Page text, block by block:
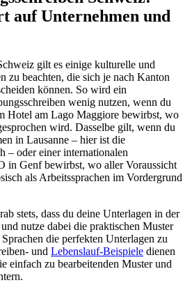
auf Unternehmen und
gilt es einige kulturelle und
zu beachten, die sich je nach Kanton
können. So wird ein
wenig nutzen, wenn du
Hotel am Lago Maggiore bewirbst, wo
wird. Dasselbe gilt, wenn du
in Lausanne – hier ist die
– oder einer internationalen
in Genf bewirbst, wo aller Voraussicht
als Arbeitssprachen im Vordergrund
stets, dass du deine Unterlagen in der
nutze dabei die praktischen Muster
die perfekten Unterlagen zu
und Lebenslauf-Beispiele dienen
einfach zu bearbeitenden Muster und